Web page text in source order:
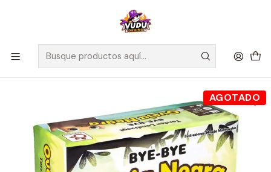
🚀 ¡Despachamos a todo Chile! Envío GRATIS a Regiones sobre
$100.000 y a RM sobre $35.000
Inicio Juegos de Mesa Familiares
Bye Bye Oveja Negra - Español
AGOTADO